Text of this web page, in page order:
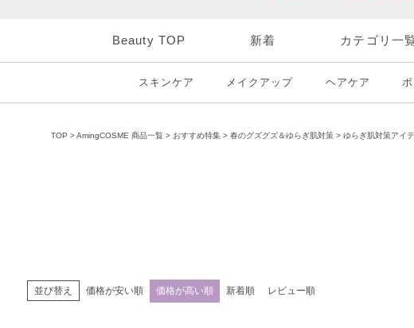
Beauty TOP 新着 カテゴリ一
スキンケア メイクアップ ヘアケア
TOP AmingCOSME 商品一覧 おすすめ特集 春のグズグズ＆ゆらぎ肌対策 ゆらぎ肌対策アイ
並び替え 価格が安い順 価格が高い順 新着順 レビュー順